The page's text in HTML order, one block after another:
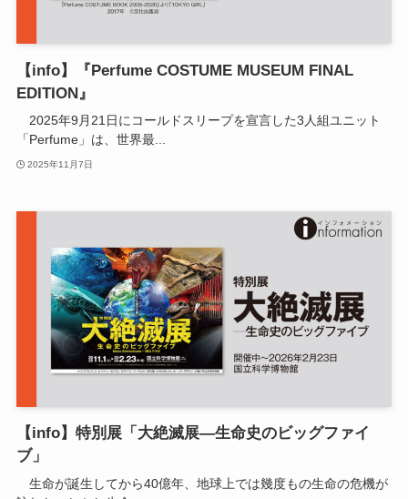
【info】『Perfume COSTUME MUSEUM FINAL
EDITION』
2025年9月21日にコールドスリープを宣言した3人組ユニット
「Perfume」は、世界最...
2025年11月7日
【info】特別展「大絶滅展―生命史のビッグファイ
ブ」
生命が誕生してから40億年、地球上では幾度もの生命の危機が